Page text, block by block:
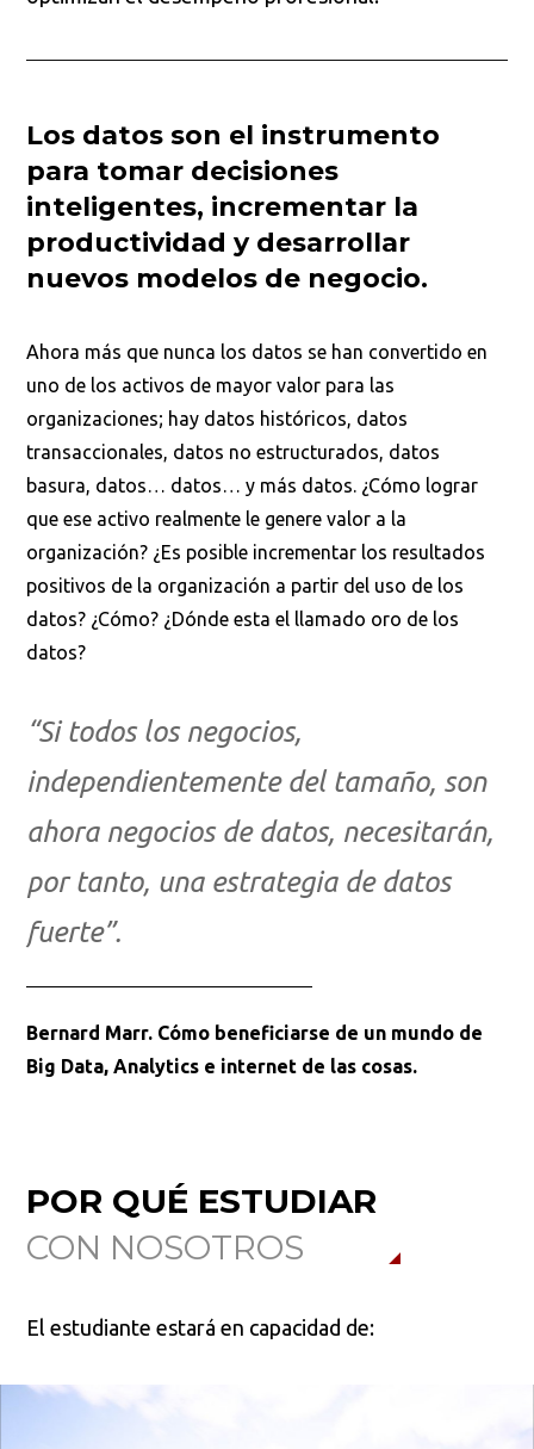
Los datos son el instrumento
para tomar decisiones
inteligentes, incrementar la
productividad y desarrollar
nuevos modelos de negocio.
Ahora más que nunca los datos se han convertido en
uno de los activos de mayor valor para las
organizaciones; hay datos históricos, datos
transaccionales, datos no estructurados, datos
basura, datos… datos… y más datos. ¿Cómo lograr
que ese activo realmente le genere valor a la
organización? ¿Es posible incrementar los resultados
positivos de la organización a partir del uso de los
datos? ¿Cómo? ¿Dónde esta el llamado oro de los
datos?
“Si todos los negocios,
independientemente del tamaño, son
ahora negocios de datos, necesitarán,
por tanto, una estrategia de datos
fuerte”.
Bernard Marr. Cómo beneficiarse de un mundo de
Big Data, Analytics e internet de las cosas.
POR QUÉ ESTUDIAR
CON NOSOTROS
El estudiante estará en capacidad de: